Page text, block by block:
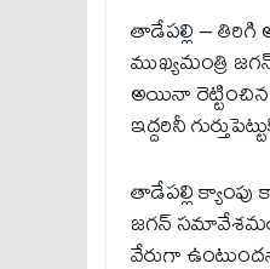
తాడేప‌ల్లి –
ముఖ్య‌మంత్రి
అయినా
ఇద్దరినీ
తాడేపల్లి
జగన్
వేరుగా